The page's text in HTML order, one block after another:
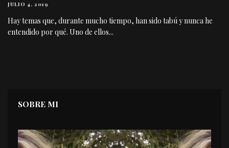
JULIO 4, 2019
Hay temas que, durante mucho tiempo, han sido tabú y nunca he
entendido por qué. Uno de ellos...
SOBRE MI